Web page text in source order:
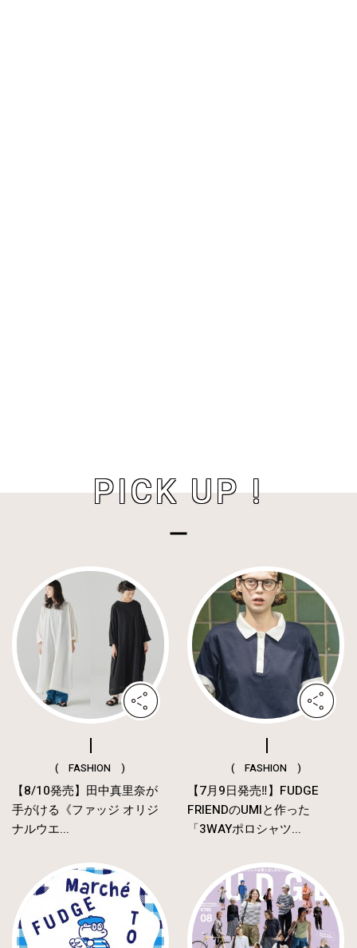
PICK UP !
( FASHION )
【8/10発売】田中真里奈が
手がける《ファッジ オリジ
ナルウエ...
( FASHION )
【7月9日発売‼︎】FUDGE
FRIENDのUMIと作った
「3WAYポロシャツ...